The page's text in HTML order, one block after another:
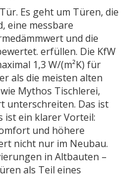
Es geht um Türen, die
, eine messbare
und die
. erfüllen. Die KfW
1,3 W/(m²K) für
als die meisten alten
Mythos Tischlerei,
unterschreiten. Das ist
ist ein klarer Vorteil:
und höhere
nicht nur im Neubau.
in Altbauten –
als Teil eines